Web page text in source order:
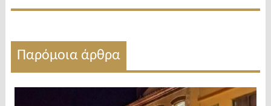
Παρόμοια άρθρα